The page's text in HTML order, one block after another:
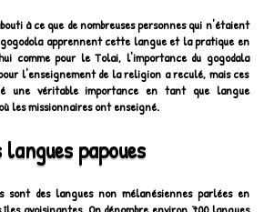
à ce que de nombreuses personnes qui n'étaient
apprennent cette langue et la pratique en
comme pour le Tolai, l'importance du gogodala
l'enseignement de la religion a reculé, mais ces
une véritable importance en tant que langue
les missionnaires ont enseigné.
langues papoues
sont des langues non mélanésiennes parlées en